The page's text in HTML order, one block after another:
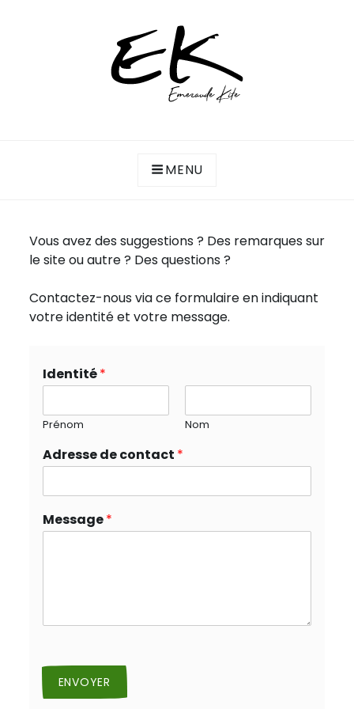
MENU
Vous avez des suggestions ? Des remarques sur
le site ou autre ? Des questions ?
Contactez-nous via ce formulaire en indiquant
votre identité et votre message.
Identité*
Prénom Nom
Adresse de contact *
Message*
ENVOYER